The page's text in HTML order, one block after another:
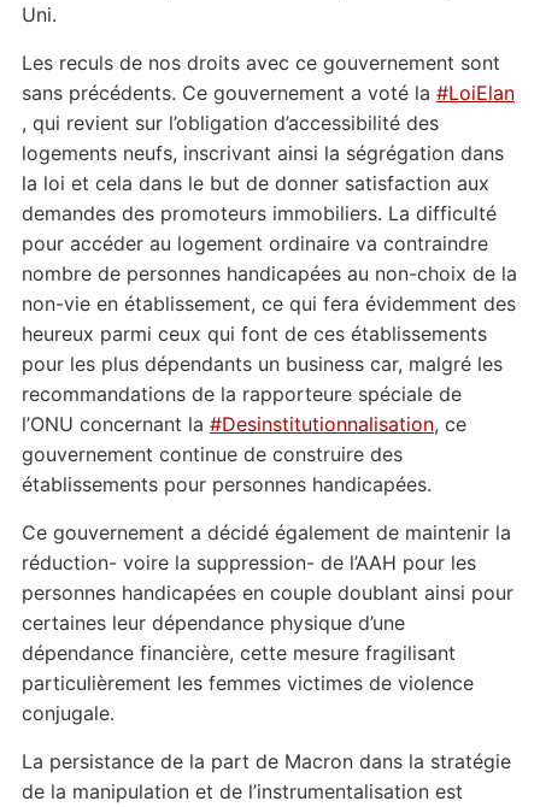
Uni.
Les reculs de nos droits avec cegouvernement sont
sans précédents. Ce gouvernement a voté la #LoiElan
, qui revient sur l’obligation d’accessibilité des
logements neufs, inscrivant ainsi la ségrégation dans
la loi et cela dans le but de donner satisfaction aux
demandes des promoteurs immobiliers. La difficulté
pour accéder au logement ordinaire va contraindre
nombre de personnes handicapées au non-choix de la
non-vie en établissement, ce qui fera évidemment des
heureux parmi ceux qui font de ces établissements
pour les plus dépendants un business car, malgré les
recommandations de la rapporteure spéciale de
l’ONU concernant la #Desinstitutionnalisation, ce
gouvernement continue de construire des
établissements pour personnes handicapées.
Ce gouvernement a décidé également de maintenir la
réduction- voire la suppression- de l’AAH pour les
personnes handicapées en couple doublant ainsi pour
certaines leur dépendance physique d’une
dépendance financière, cette mesure fragilisant
particulièrement les femmes victimes de violence
conjugale.
La persistance de la part de Macron dans la stratégie
de la manipulation et de l’instrumentalisation est